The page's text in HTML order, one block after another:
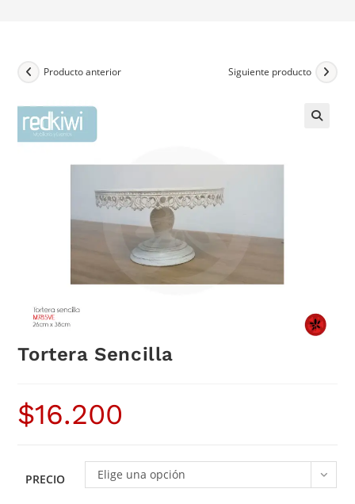
Contacto
Producto anterior Siguiente producto
Tortera Sencilla
$16.200
PRECIO Elige una opción